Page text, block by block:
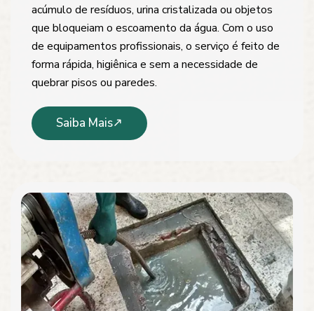
acúmulo de resíduos, urina cristalizada ou objetos
que bloqueiam o escoamento da água. Com o uso
de equipamentos profissionais, o serviço é feito de
forma rápida, higiênica e sem a necessidade de
quebrar pisos ou paredes.
Saiba Mais